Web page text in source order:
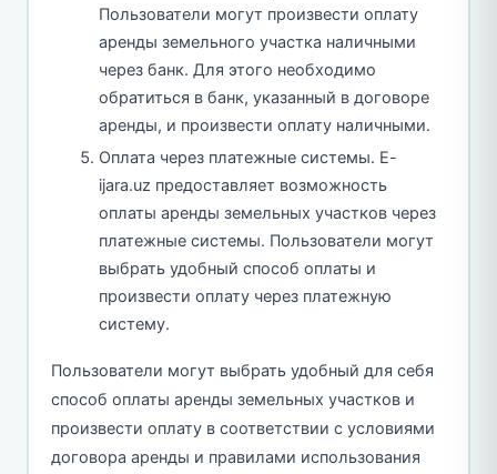
Пользователи могут произвести оплату
аренды земельного участка наличными
через банк. Для этого необходимо
обратиться в банк, указанный в договоре
аренды, и произвести оплату наличными.
Оплата через платежные системы. E-
ijara.uz предоставляет возможность
оплаты аренды земельных участков через
платежные системы. Пользователи могут
выбрать удобный способ оплаты и
произвести оплату через платежную
систему.
Пользователи могут выбрать удобный для себя
способ оплаты аренды земельных участков и
произвести оплату в соответствии с условиями
договора аренды и правилами использования